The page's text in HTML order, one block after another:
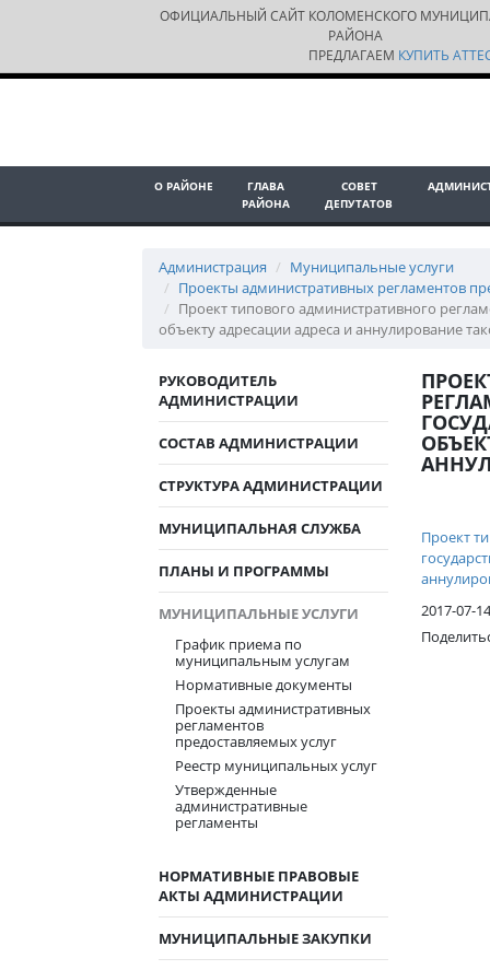
ОФИЦИАЛЬНЫЙ САЙТ КОЛОМЕНСКОГО
РАЙОНА
ПРЕДЛАГАЕМ КУПИТЬ
О РАЙОНЕ
ГЛАВА
РАЙОНА
СОВЕТ
ДЕПУТАТОВ
Администрация
Муниципальные услуги
Проекты административных регламентов
Проект типового административного
объекту адресации адреса и аннулирование
РУКОВОДИТЕЛЬ
АДМИНИСТРАЦИИ
СОСТАВ АДМИНИСТРАЦИИ
СТРУКТУРА АДМИНИСТРАЦИИ
МУНИЦИПАЛЬНАЯ СЛУЖБА
ПЛАНЫ И ПРОГРАММЫ
МУНИЦИПАЛЬНЫЕ УСЛУГИ
График приема по
муниципальным услугам
Нормативные документы
Проекты административных
регламентов
предоставляемых услуг
Реестр муниципальных услуг
Утвержденные
административные
регламенты
НОРМАТИВНЫЕ ПРАВОВЫЕ
АКТЫ АДМИНИСТРАЦИИ
МУНИЦИПАЛЬНЫЕ ЗАКУПКИ
Проект
2017-07-14